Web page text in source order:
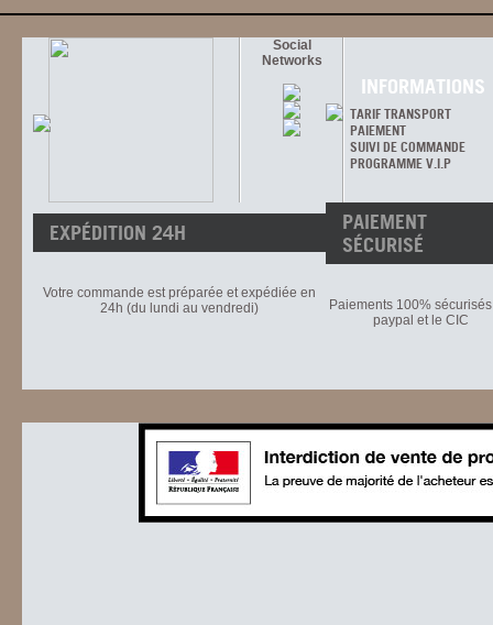
Social
Networks
INFORMATIONS
TARIF TRANSPORT
PAIEMENT
SUIVI DE COMMANDE
PROGRAMME V.I.P
EXPÉDITION 24H
Votre commande est préparée et expédiée en
24h (du lundi au vendredi)
PAIEMENT
SÉCURISÉ
Paiements 100%
paypal et le CIC